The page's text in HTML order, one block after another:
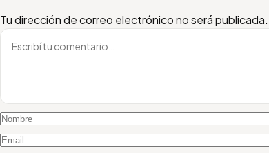
Tu dirección de correo electrónico no será publicada.
Escribí tu comentario
Nombre
Email